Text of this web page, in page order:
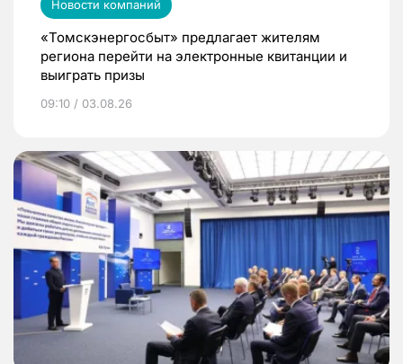
Новости компаний
«Томскэнергосбыт» предлагает жителям
региона перейти на электронные квитанции и
выиграть призы
09:10 / 03.08.26